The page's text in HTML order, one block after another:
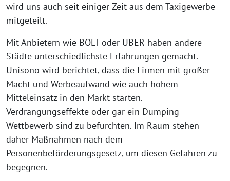
wird uns auch seit einiger Zeit aus dem Taxigewerbe
mitgeteilt.
Mit Anbietern wie BOLT oder UBER haben andere
Städte unterschiedlichste Erfahrungen gemacht.
Unisono wird berichtet, dass die Firmen mit großer
Macht und Werbeaufwand wie auch hohem
Mitteleinsatz in den Markt starten.
Verdrängungseffekte oder gar ein Dumping-
Wettbewerb sind zu befürchten. Im Raum stehen
daher Maßnahmen nach dem
Personenbeförderungsgesetz, um diesen Gefahren zu
begegnen.